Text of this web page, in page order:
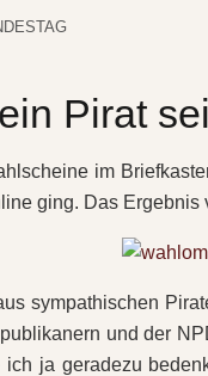
Pirat
im
ging. Das Ergebnis
sympathischen
und der
ja geradezu